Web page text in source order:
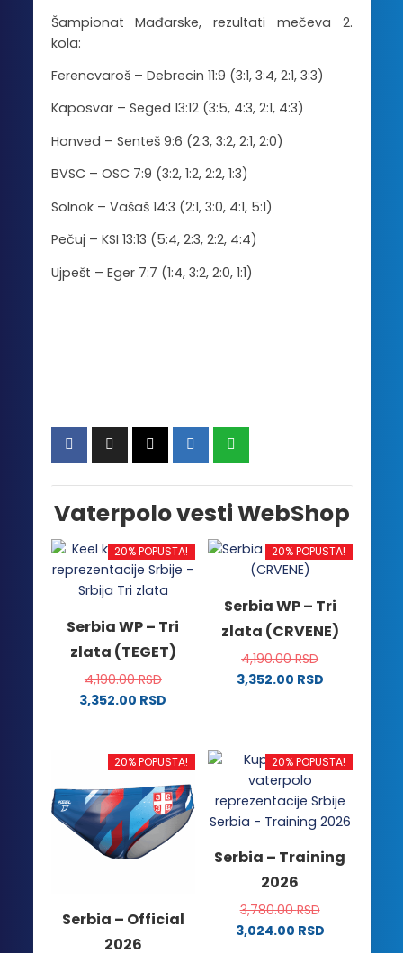
Šampionat Mađarske, rezultati mečeva 2.
kola:
Ferencvaroš – Debrecin 11:9 (3:1, 3:4, 2:1, 3:3)
Kaposvar – Seged 13:12 (3:5, 4:3, 2:1, 4:3)
Honved – Senteš 9:6 (2:3, 3:2, 2:1, 2:0)
BVSC – OSC 7:9 (3:2, 1:2, 2:2, 1:3)
Solnok – Vašaš 14:3 (2:1, 3:0, 4:1, 5:1)
Pečuj – KSI 13:13 (5:4, 2:3, 2:2, 4:4)
Ujpešt – Eger 7:7 (1:4, 3:2, 2:0, 1:1)
Vaterpolo vesti WebShop
20% POPUSTA!
Serbia WP – Tri
zlata (TEGET)
4,190.00RSD
3,352.00 RSD
ima
varijanti.
Opcije
mogu
biti
stranici
proizvoda.
20% POPUSTA!
Serbia WP – Tri
zlata (CRVENE)
4,190.00RSD
3,352.00 RSD
više
varijanti.
Opcije
mogu
izabrane
na
stranici
proizvoda.
20% POPUSTA!
Serbia – Official
2026
20% POPUSTA!
Serbia – Training
2026
3,780.00RSD
3,024.00 RSD